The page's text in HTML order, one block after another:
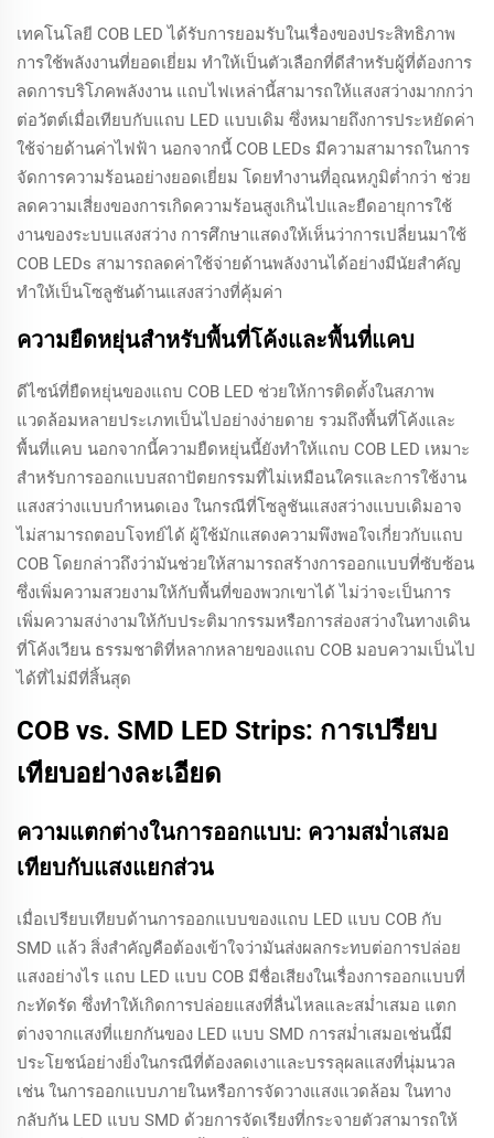
เทคโนโลยี COB LED ได้รับการยอมรับในเรื่องของประสิทธิภาพ
การใช้พลังงานที่ยอดเยี่ยม ทำให้เป็นตัวเลือกที่ดีสำหรับผู้ที่ต้องการ
ลดการบริโภคพลังงาน แถบไฟเหล่านี้สามารถให้แสงสว่างมากกว่า
ต่อวัตต์เมื่อเทียบกับแถบ LED แบบเดิม ซึ่งหมายถึงการประหยัดค่า
ใช้จ่ายด้านค่าไฟฟ้า นอกจากนี้ COB LEDs มีความสามารถในการ
จัดการความร้อนอย่างยอดเยี่ยม โดยทำงานที่อุณหภูมิต่ำกว่า ช่วย
ลดความเสี่ยงของการเกิดความร้อนสูงเกินไปและยืดอายุการใช้
งานของระบบแสงสว่าง การศึกษาแสดงให้เห็นว่าการเปลี่ยนมาใช้
COB LEDs สามารถลดค่าใช้จ่ายด้านพลังงานได้อย่างมีนัยสำคัญ
ทำให้เป็นโซลูชันด้านแสงสว่างที่คุ้มค่า
ความยืดหยุ่นสำหรับพื้นที่โค้งและพื้นที่แคบ
ดีไซน์ที่ยืดหยุ่นของแถบ COB LED ช่วยให้การติดตั้งในสภาพ
แวดล้อมหลายประเภทเป็นไปอย่างง่ายดาย รวมถึงพื้นที่โค้งและ
พื้นที่แคบ นอกจากนี้ความยืดหยุ่นนี้ยังทำให้แถบ COB LED เหมาะ
สำหรับการออกแบบสถาปัตยกรรมที่ไม่เหมือนใครและการใช้งาน
แสงสว่างแบบกำหนดเอง ในกรณีที่โซลูชันแสงสว่างแบบเดิมอาจ
ไม่สามารถตอบโจทย์ได้ ผู้ใช้มักแสดงความพึงพอใจเกี่ยวกับแถบ
COB โดยกล่าวถึงว่ามันช่วยให้สามารถสร้างการออกแบบที่ซับซ้อน
ซึ่งเพิ่มความสวยงามให้กับพื้นที่ของพวกเขาได้ ไม่ว่าจะเป็นการ
เพิ่มความสง่างามให้กับประติมากรรมหรือการส่องสว่างในทางเดิน
ที่โค้งเวียน ธรรมชาติที่หลากหลายของแถบ COB มอบความเป็นไป
ได้ที่ไม่มีที่สิ้นสุด
COB vs. SMD LED Strips: การเปรียบ
เทียบอย่างละเอียด
ความแตกต่างในการออกแบบ: ความสม่ำเสมอ
เทียบกับแสงแยกส่วน
เมื่อเปรียบเทียบด้านการออกแบบของแถบ LED แบบ COB กับ
SMD แล้ว สิ่งสำคัญคือต้องเข้าใจว่ามันส่งผลกระทบต่อการปล่อย
แสงอย่างไร แถบ LED แบบ COB มีชื่อเสียงในเรื่องการออกแบบที่
กะทัดรัด ซึ่งทำให้เกิดการปล่อยแสงที่ลื่นไหลและสม่ำเสมอ แตก
ต่างจากแสงที่แยกกันของ LED แบบ SMD การสม่ำเสมอเช่นนี้มี
ประโยชน์อย่างยิ่งในกรณีที่ต้องลดเงาและบรรลุผลแสงที่นุ่มนวล
เช่น ในการออกแบบภายในหรือการจัดวางแสงแวดล้อม ในทาง
กลับกัน LED แบบ SMD ด้วยการจัดเรียงที่กระจายตัวสามารถให้